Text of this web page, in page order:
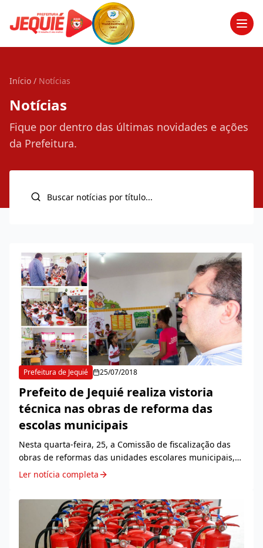
Início / Notícias
Notícias
Fique por dentro das últimas novidades e ações
da Prefeitura.
Prefeitura de Jequié 25/07/2018
Prefeito de Jequié realiza vistoria
técnica nas obras de reforma das
escolas municipais
Nesta quarta-feira, 25, a Comissão de fiscalização das
obras de reformas das unidades escolares municipais,
esteve visitando seis escolas que estão em fase final de
conclusão das obras. Estiveram pres...
Ler notícia completa